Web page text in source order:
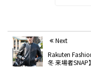
Next
Rakuten
冬 来場者SNAP